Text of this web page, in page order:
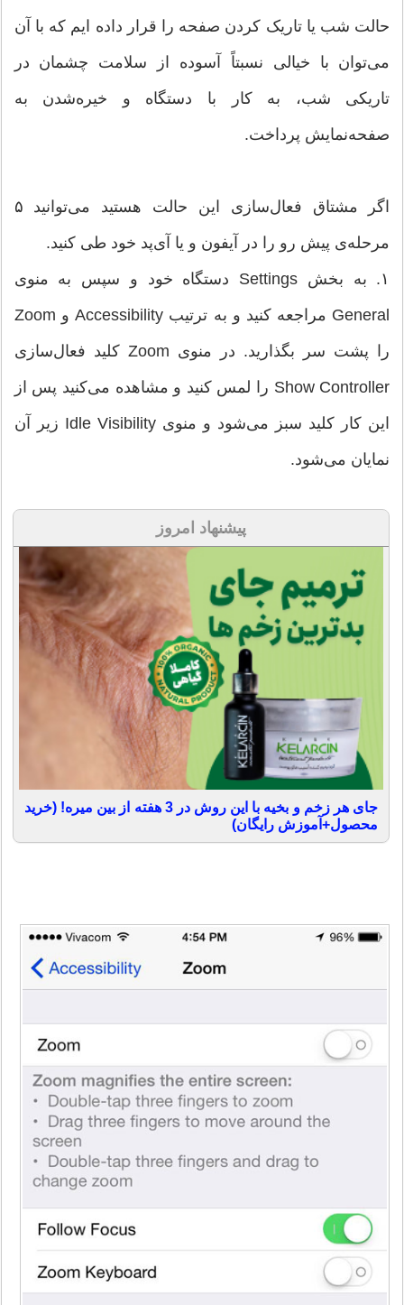
حالت شب یا تاریک کردن صفحه را قرار داده ایم که با آن
می‌توان با خیالی نسبتاً آسوده از سلامت چشمان در
تاریکی شب، به کار با دستگاه و خیره‌شدن به
صفحه‌نمایش پرداخت.
اگر مشتاق فعال‌سازی این حالت هستید می‌توانید ۵
مرحله‌ی پیش رو را در آیفون و یا آی‌پد خود طی کنید.
۱. به بخش Settings دستگاه خود و سپس به منوی
General مراجعه کنید و به ترتیب Accessibility و Zoom
را پشت سر بگذارید. در منوی Zoom کلید فعال‌سازی
Show Controller را لمس کنید و مشاهده می‌کنید پس از
این کار کلید سبز می‌شود و منوی Idle Visibility زیر آن
نمایان می‌شود.
پیشنهاد امروز
جای هر زخم و بخیه با این روش در 3 هفته از بین میره! (خرید
محصول+آموزش رایگان)